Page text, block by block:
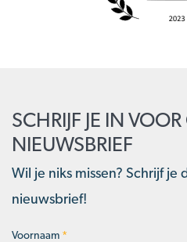
SCHRIJF JE IN
NIEUWSBRIEF
Wil je niks missen? Schrijf je
nieuwsbrief!
Voornaam *